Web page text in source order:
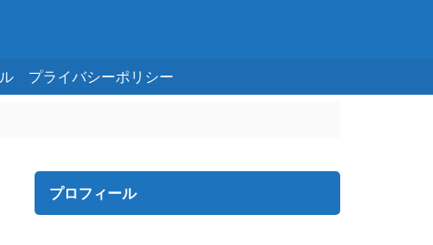
プライバシーポリシー
プロフィール